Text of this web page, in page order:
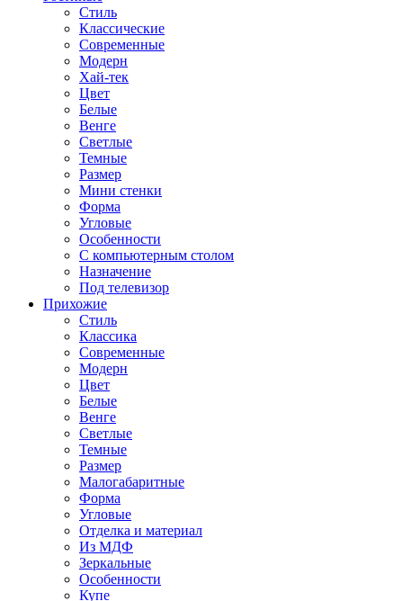
Стиль
Классические
Современные
Модерн
Хай-тек
Цвет
Белые
Венге
Светлые
Темные
Размер
Мини стенки
Форма
Угловые
Особенности
С компьютерным столом
Назначение
Под телевизор
Прихожие
Стиль
Классика
Современные
Модерн
Цвет
Белые
Венге
Светлые
Темные
Размер
Малогабаритные
Форма
Угловые
Отделка и материал
Из МДФ
Зеркальные
Особенности
Купе